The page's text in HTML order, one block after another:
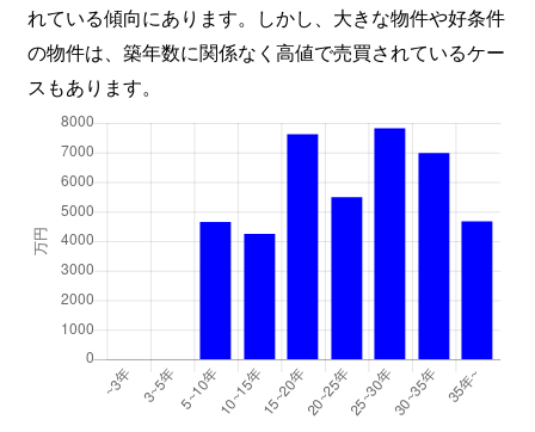
塚口本町
4,100万円
塚口(阪急)
塚口本町
塚口本町
4,500万円
塚口(阪急)
次屋
尼崎(ＪＲ)
常松
1,700万円
甲東園
道意町
道意町
1,800万円
尼崎センタープール
1,700万円
塚口(阪急)
れている傾向にあります。しかし、大きな物件や好条件
の物件は、築年数に関係なく高値で売買されているケー
スもあります。